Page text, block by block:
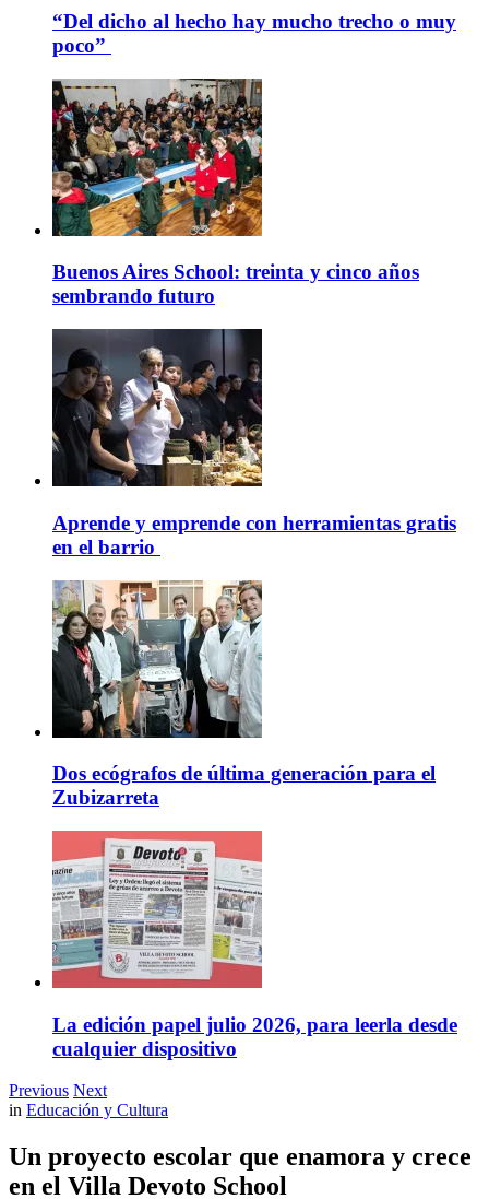
“Del dicho al hecho hay mucho trecho o muy
poco”
Buenos Aires School: treinta y cinco años
sembrando futuro
Aprende y emprende con herramientas gratis
en el barrio
Dos ecógrafos de última generación para el
Zubizarreta
La edición papel julio 2026, para leerla desde
cualquier dispositivo
Previous Next
in Educación y Cultura
Un proyecto escolar que enamora y crece
en el Villa Devoto School